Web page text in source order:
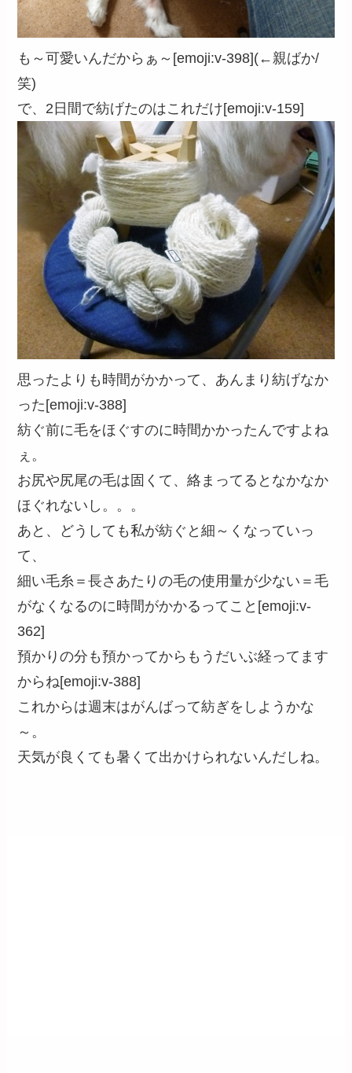
も～可愛いんだからぁ～[emoji:v-398](←親ばか/
笑)
で、2日間で紡げたのはこれだけ[emoji:v-159]
思ったよりも時間がかかって、あんまり紡げなか
った[emoji:v-388]
紡ぐ前に毛をほぐすのに時間かかったんですよね
ぇ。
お尻や尻尾の毛は固くて、絡まってるとなかなか
ほぐれないし。。。
あと、どうしても私が紡ぐと細～くなっていっ
て、
細い毛糸＝長さあたりの毛の使用量が少ない＝毛
がなくなるのに時間がかかるってこと[emoji:v-
362]
預かりの分も預かってからもうだいぶ経ってます
からね[emoji:v-388]
これからは週末はがんばって紡ぎをしようかな
～。
天気が良くても暑くて出かけられないんだしね。